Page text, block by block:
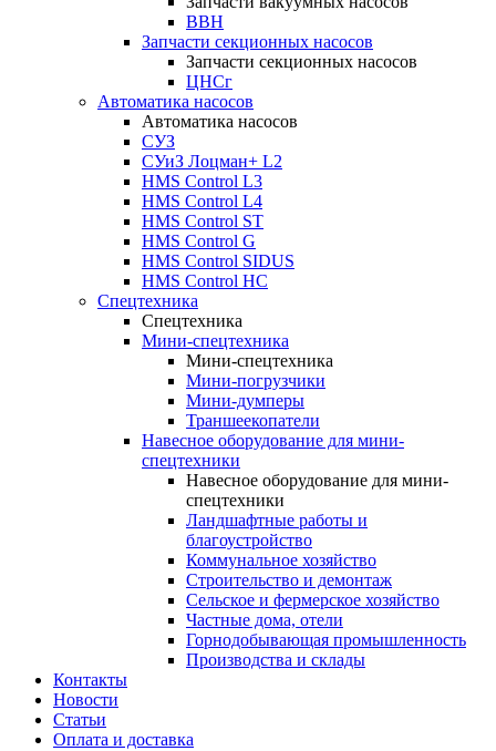
ВВН
Запчасти секционных насосов
Запчасти секционных насосов
ЦНСг
Автоматика насосов
Автоматика насосов
СУЗ
СУиЗ Лоцман+ L2
HMS Control L3
HMS Control L4
HMS Control ST
HMS Control G
HMS Control SIDUS
HMS Control HC
Спецтехника
Спецтехника
Мини-спецтехника
Мини-спецтехника
Мини-погрузчики
Мини-думперы
Траншеекопатели
Навесное оборудование для мини-
спецтехники
Навесное оборудование для мини-
спецтехники
Ландшафтные работы и
благоустройство
Коммунальное хозяйство
Строительство и демонтаж
Сельское и фермерское хозяйство
Частные дома, отели
Горнодобывающая промышленность
Производства и склады
Контакты
Новости
Статьи
Оплата и доставка